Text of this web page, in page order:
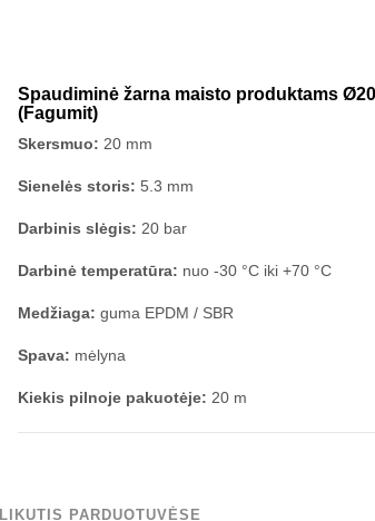
Spaudiminė žarna maisto produktams
(Fagumit)
Skersmuo: 20 mm
Sienelės storis: 5.3 mm
Darbinis slėgis: 20 bar
Darbinė temperatūra: nuo -30 °C iki +70 °C
Medžiaga: guma EPDM / SBR
Spava: mėlyna
Kiekis pilnoje pakuotėje: 20 m
LIKUTIS PARDUOTUVĖSE